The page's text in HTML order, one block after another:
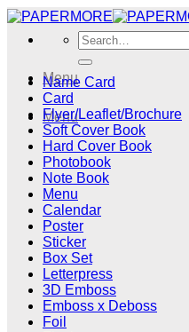
Skip
content
Search
for:
Menu
Menu
Name Card
Card
Flyer/Leaflet/Brochure
Soft Cover Book
Hard Cover Book
Photobook
Note Book
Menu
Calendar
Poster
Sticker
Box Set
Letterpress
3D Emboss
Emboss x Deboss
Foil